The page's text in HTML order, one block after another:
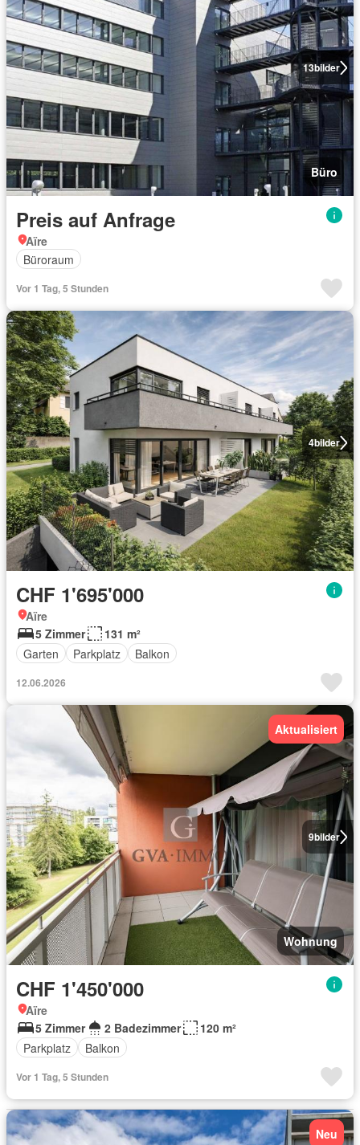
13bilder
Büro
Preis auf Anfrage
Aïre
Büroraum
Vor 1 Tag, 5 Stunden
4bilder
CHF 1'695'000
Aïre
5 Zimmer
131 m²
Garten
Parkplatz Balkon
12.06.2026
9bilder
Aktualisiert
Wohnung
CHF 1'450'000
Aïre
5 Zimmer
2 Badezimmer
120 m²
Parkplatz
Balkon
Vor 1 Tag, 5 Stunden
Neu